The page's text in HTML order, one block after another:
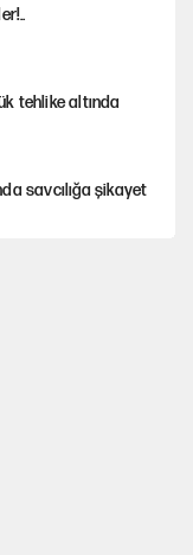
tehlike altında
savcılığa şikayet